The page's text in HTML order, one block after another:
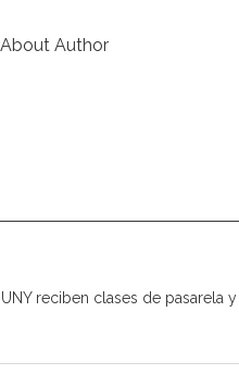
About Author
reciben clases de pasarela y